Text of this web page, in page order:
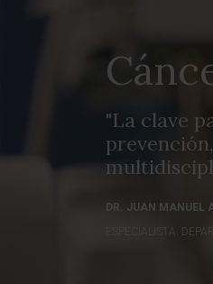
"La clave
DR. JUAN MANUEL
ESPECIALISTA.